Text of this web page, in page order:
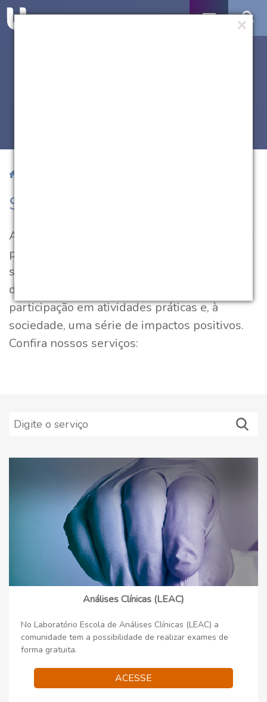
Serviços
A atuação da UCPel leva à comunidade novas
possibilidades de transformar a realidade
socioeconômica e cultural. Com esse modelo
de ação, a universidade oferece aos alunos a
participação em atividades práticas e, à
sociedade, uma série de impactos positivos.
Confira nossos serviços:
Análises Clínicas (LEAC)
No Laboratório Escola de Análises Clínicas (LEAC) a
comunidade tem a possibilidade de realizar exames de
forma gratuita.
ACESSE